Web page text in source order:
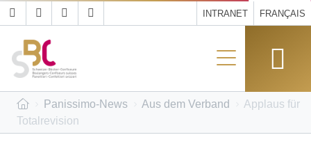
INTRANET FRANÇAIS
Panissimo-News Aus dem Verband
Applaus für
Totalrevision